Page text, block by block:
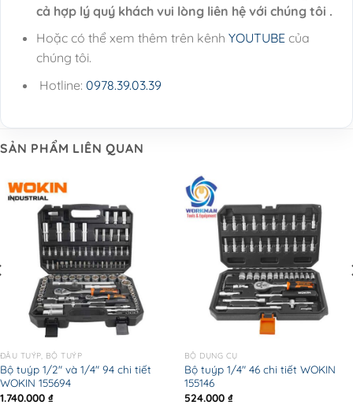
cả hợp lý quý khách vui lòng liên hệ với chúng tôi .
Hoặc có thể xem thêm trên kênh YOUTUBEcủa
chúng tôi.
Hotline: 0978.39.03.39
SẢN PHẨM LIÊN QUAN
ĐẦU TUÝP, BỘ TUÝP
Bộ tuýp 1/2″ và 1/4″ 94 chi tiết
WOKIN 155694
1.740.000 ₫
BỘ DỤNG CỤ
Bộ tuýp 1/4″ 46 chi tiết WOKIN
155146
524.000 ₫